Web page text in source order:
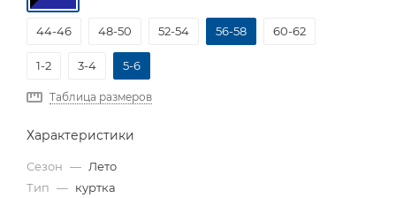
44-46 48-50 52-54 56-58 60-62
1-2 3-4 5-6
Таблица размеров
Характеристики
Сезон — Лето
Тип — куртка